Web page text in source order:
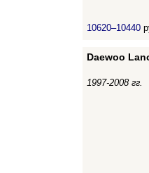
10620–10440
Daewoo
1997-2008 гг.